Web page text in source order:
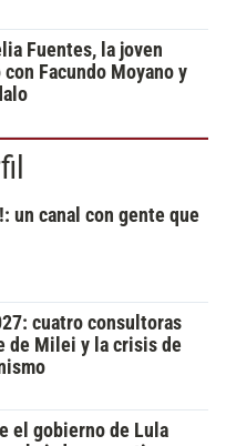
Fuentes, la joven
Facundo Moyano y
un canal con gente que
cuatro consultoras
de Milei y la crisis de
el gobierno de Lula